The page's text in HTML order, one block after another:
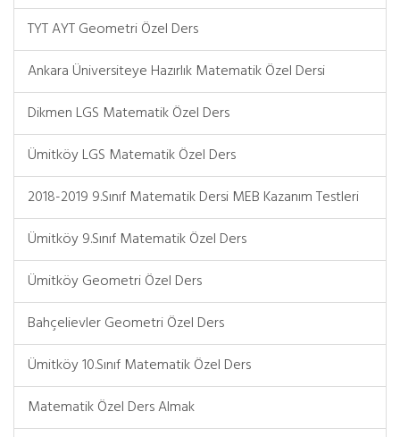
TYT AYT Geometri Özel Ders
Ankara Üniversiteye Hazırlık Matematik Özel Dersi
Dikmen LGS Matematik Özel Ders
Ümitköy LGS Matematik Özel Ders
2018-2019 9.Sınıf Matematik Dersi MEB Kazanım Testleri
Ümitköy 9.Sınıf Matematik Özel Ders
Ümitköy Geometri Özel Ders
Bahçelievler Geometri Özel Ders
Ümitköy 10.Sınıf Matematik Özel Ders
Matematik Özel Ders Almak